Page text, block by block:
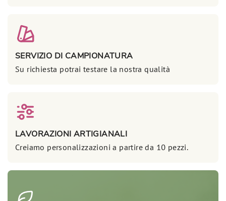
SERVIZIO DI CAMPIONATURA
Su richiesta potrai testare la nostra qualità
LAVORAZIONI ARTIGIANALI
Creiamo personalizzazioni a partire da 10 pezzi.